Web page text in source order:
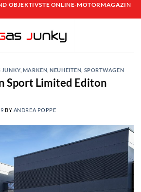
OBJEKTIVSTE ONLINE-MOTORMAGAZIN
JUNKY, MARKEN ,NEUHEITEN SPORTWAGEN
Sport Limited Editon
BY ANDREA POPPE